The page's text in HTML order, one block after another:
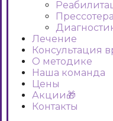
Лечение
Консультация
О методике
Наша команда
Цены
Акции🎁
Контакты